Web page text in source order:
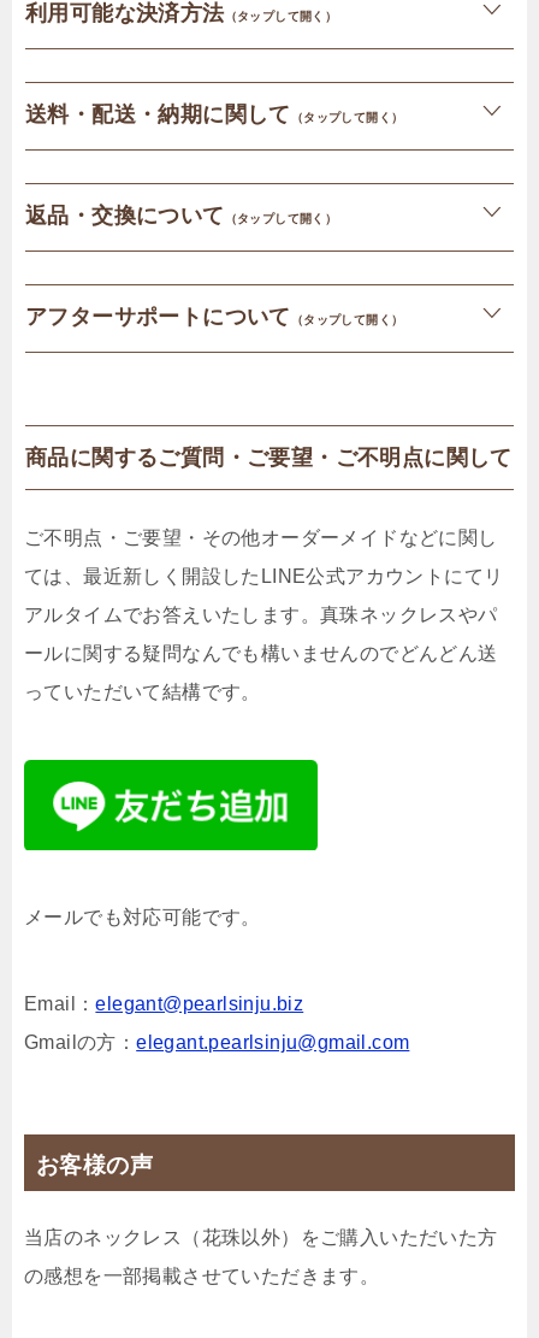
利用可能な決済方法（タップして開く）
送料・配送・納期に関して （タップして開く）
返品・交換について （タップして開く）
アフターサポートについて （タップして開く）
商品に関するご質問・ご要望・ご不明点に関して
ご不明点・ご要望・その他オーダーメイドなどに関し
ては、最近新しく開設したLINE公式アカウントにてリ
アルタイムでお答えいたします。真珠ネックレスやパ
ールに関する疑問なんでも構いませんのでどんどん送
っていただいて結構です。
メールでも対応可能です。
Email：elegant@pearlsinju.biz
Gmailの方：elegant.pearlsinju@gmail.com
お客様の声
当店のネックレス（花珠以外）をご購入いただいた方
の感想を一部掲載させていただきます。